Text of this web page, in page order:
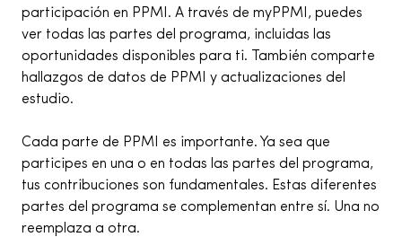
participación en PPMI. A través de myPPMI, puedes
ver todas las partes del programa, incluidas las
oportunidades disponibles para ti. También comparte
hallazgos de datos de PPMI y actualizaciones del
estudio.
Cada parte de PPMI es importante. Ya sea que
participes en una o en todas las partes del programa,
tus contribuciones son fundamentales. Estas diferentes
partes del programa se complementan entre sí. Una no
reemplaza a otra.